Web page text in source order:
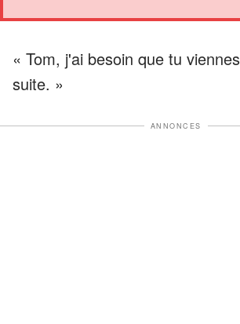
« Tom, j'ai besoin que tu
suite. »
ANNONCES